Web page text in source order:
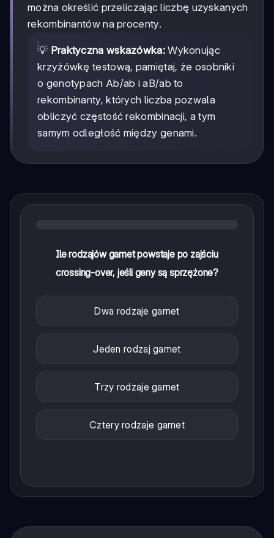
można określić przeliczając liczbę uzyskanych
rekombinantów na procenty.
💡 Praktyczna wskazówka:Wykonując
krzyżówkę testową, pamiętaj, że osobniki
o genotypach Ab/ab i aB/ab to
rekombinanty, których liczba pozwala
obliczyć częstość rekombinacji, a tym
samym odległość między genami.
Ile rodzajów gamet powstaje po zajściu
crossing-over, jeśli geny są sprzężone?
Dwa rodzaje gamet
Jeden rodzaj gamet
Trzy rodzaje gamet
Cztery rodzaje gamet